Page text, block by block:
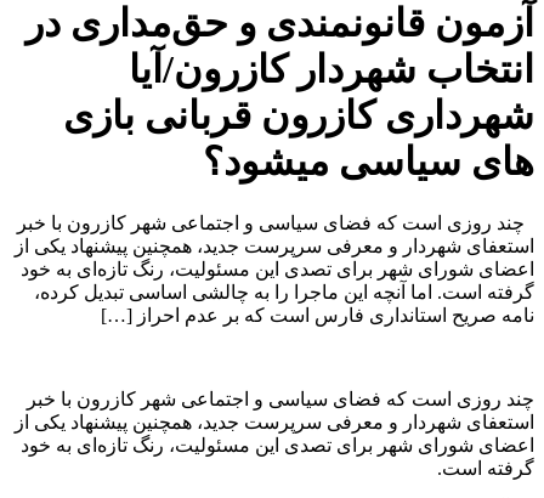
آزمون قانونمندی و حق‌مداری در
انتخاب شهردار کازرون/آیا
شهرداری کازرون قربانی بازی
های سیاسی میشود؟
چند روزی است که فضای سیاسی و اجتماعی شهر کازرون با خبر
استعفای شهردار و معرفی سرپرست جدید، همچنین پیشنهاد یکی از
اعضای شورای شهر برای تصدی این مسئولیت، رنگ تازه‌ای به خود
گرفته است. اما آنچه این ماجرا را به چالشی اساسی تبدیل کرده،
نامه صریح استانداری فارس است که بر عدم احراز […]
چند روزی است که فضای سیاسی و اجتماعی شهر کازرون با خبر
استعفای شهردار و معرفی سرپرست جدید، همچنین پیشنهاد یکی از
اعضای شورای شهر برای تصدی این مسئولیت، رنگ تازه‌ای به خود
گرفته است.